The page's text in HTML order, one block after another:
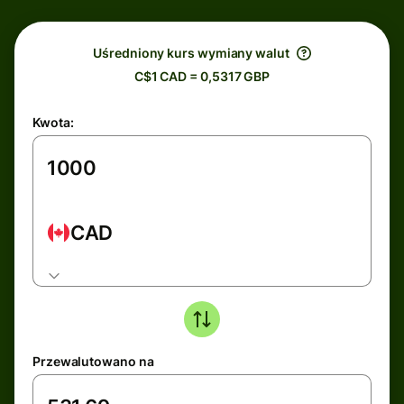
Uśredniony kurs wymiany walut
C$1 CAD = 0,5317 GBP
Kwota:
CAD
Przewalutowano na